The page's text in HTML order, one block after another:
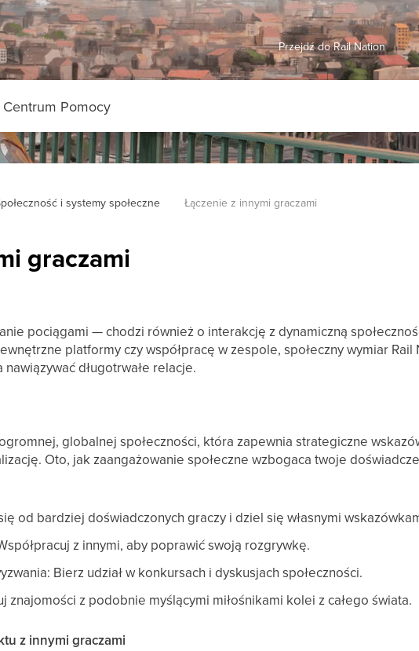
Przejdź do Rail Nation
i systemy społeczne Łączenie z innymi graczami
graczami
pociągami — chodzi również o interakcję z dynamiczną
platformy czy współpracę w zespole, społeczny wymiar Rail
długotrwałe relacje.
globalnej społeczności, która zapewnia strategiczne
Oto, jak zaangażowanie społeczne wzbogaca twoje
od bardziej doświadczonych graczy i dziel się własnymi
z innymi, aby poprawić swoją rozgrywkę.
Bierz udział w konkursach i dyskusjach społeczności.
znajomości z podobnie myślącymi miłośnikami kolei z całego świata.
z innymi graczami